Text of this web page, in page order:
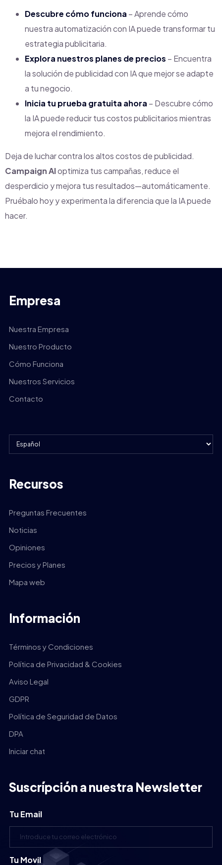
Descubre cómo funciona – Aprende cómo
nuestra automatización con IA puede transformar tu
estrategia publicitaria.
Explora nuestros planes de precios – Encuentra
la solución de publicidad con IA que mejor se adapte
a tu negocio.
Inicia tu prueba gratuita ahora – Descubre cómo
la IA puede reducir tus costos publicitarios mientras
mejora el rendimiento.
Deja de luchar contra los altos costos de publicidad.
Campaign AIoptimiza tus campañas, reduce el
desperdicio y mejora tus resultados—automáticamente.
Pruébalo hoy y experimenta la diferencia que la IA puede
hacer.
Empresa
Nuestra Empresa
Nuestro Producto
Cómo Funciona
Nuestros Servicios
Contacto
Recursos
Preguntas Frecuentes
Noticias
Opiniones
Precios y Planes
Mapa web
Información
Términos y Condiciones
Política de Privacidad & Cookies
Aviso Legal
GDPR
Política de Seguridad de Datos
DPA
Iniciar chat
Suscrípción a nuestra Newsletter
Tu Email
Tu Movil